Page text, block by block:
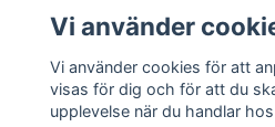
Sociala medier
Vi använder
Vi använder cookies för att
visas för dig och för att du
upplevelse när du handlar